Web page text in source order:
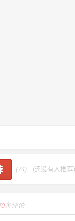
(74) (还没有人推荐)
0条评论